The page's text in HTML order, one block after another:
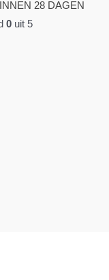
28 DAGEN
0 uit 5